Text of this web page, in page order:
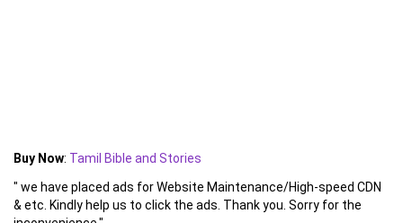
Buy Now: Tamil Bible and Stories
" we have placed ads for Website Maintenance/High-speed CDN
& etc. Kindly help us to click the ads. Thank you. Sorry for the